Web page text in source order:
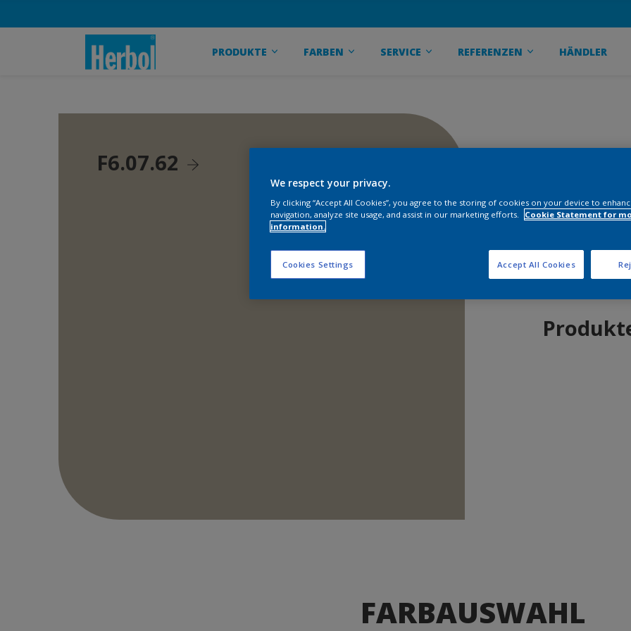
PRODUKTE FARBEN SERVICE REFERENZEN HÄNDLER
F6.07.62
FARBAUSWAHL
We respect your privacy.
By clicking “Accept All Cookies”, you agree to the storing of cookies on your device to
navigation, analyze site usage, and assist in our marketing efforts.
Cookie Statement for
information.
Cookies Settings Accept All Cookies